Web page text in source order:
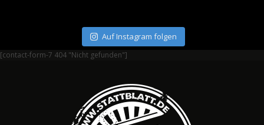
Auf Instagram folgen
[contact-form-7 404 "Nicht gefunden"]